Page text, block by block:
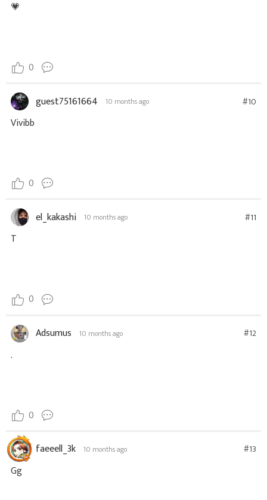
💗
0
guest75161664 10 months ago #10
Vivibb
0
el_kakashi 10 months ago #11
T
0
Adsumus 10 months ago #12
.
0
faeeell_3k 10 months ago #13
Gg